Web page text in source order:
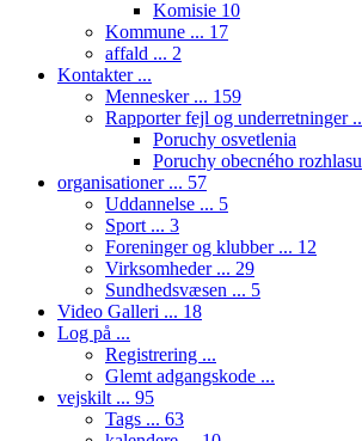
Komisie 10
Kommune ... 17
affald ... 2
Kontakter ...
Mennesker ... 159
Rapporter fejl og underretninger
Poruchy osvetlenia
Poruchy obecného rozhlasu
organisationer ... 57
Uddannelse ... 5
Sport ... 3
Foreninger og klubber ... 12
Virksomheder ... 29
Sundhedsvæsen ... 5
Video Galleri ... 18
Log på ...
Registrering ...
Glemt adgangskode ...
vejskilt ... 95
Tags ... 63